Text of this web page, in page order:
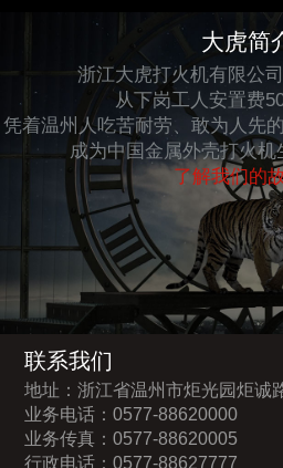
大虎简
浙江大虎打火机有限公
从下岗工人安置费
凭着温州人吃苦耐劳、敢为人先
成为中国金属外壳打火
了解我们的
联系我们
地址：浙江省温州市炬光园炬诚
业务电话：0577-88620000
业务传真：0577-88620005
行政电话：0577-88627777